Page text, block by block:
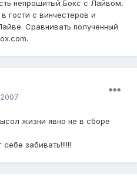
непрошитый Бокс с Лайвом,
гости с винчестеров и
Сравнивать полученный
жизни явно не в сборе
забивать!!!!!!